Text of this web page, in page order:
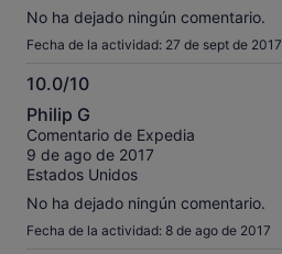
No ha dejado ningún comentario.
Fecha de la actividad: 27 de sept de 2017
10.0/10
10.0
sobre
10
Philip G
Comentario de Expedia
9 de ago de 2017
Estados Unidos
No ha dejado ningún comentario.
Fecha de la actividad: 8 de ago de 2017